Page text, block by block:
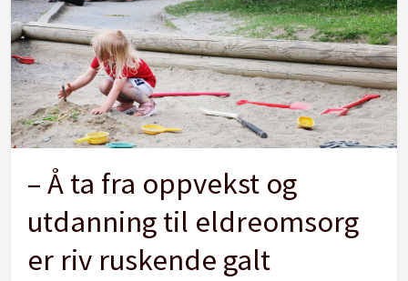
– Å ta fra oppvekst og
utdanning til eldreomsorg
er riv ruskende galt